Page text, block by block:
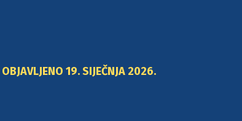
OBJAVLJENO19. SIJEČNJA 2026.